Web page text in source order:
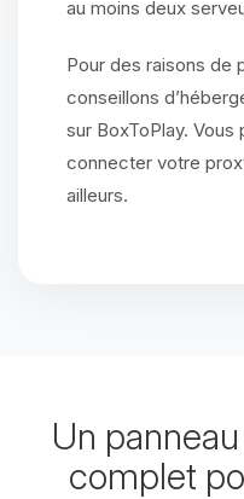
au moins deux
Pour des raisons de
conseillons
sur BoxToPlay. Vous
connecter votre
ailleurs.
Un
complet